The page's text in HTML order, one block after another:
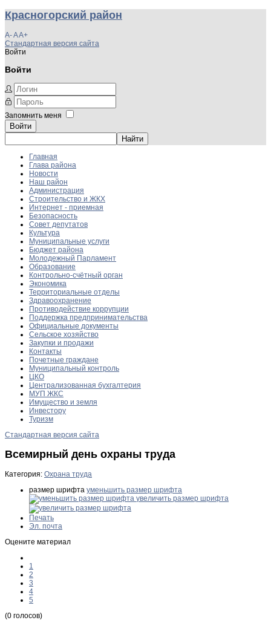
Красногорский район
A-AA+
Стандартная версия сайта
Войти
Войти
Запомнить меня
Войти
Главная
Глава района
Новости
Наш район
Администрация
Строительство и ЖКХ
Интернет - приемная
Безопасность
Совет депутатов
Культура
Муниципальные услуги
Бюджет района
Молодежный Парламент
Образование
Контрольно-счётный орган
Экономика
Территориальные отделы
Здравоохранение
Противодействие коррупции
Поддержка предпринимательства
Официальные документы
Сельское хозяйство
Закупки и продажи
Контакты
Почетные граждане
Муниципальный контроль
ЦКО
Централизованная бухгалтерия
МУП ЖКС
Имущество и земля
Инвестору
Туризм
Стандартная версия сайта
Всемирный день охраны труда
Категория: Охрана труда
размер шрифта уменьшить размер шрифта
увеличить размер шрифта
Печать
Эл. почта
Оцените материал
1
2
3
4
5
(0 голосов)